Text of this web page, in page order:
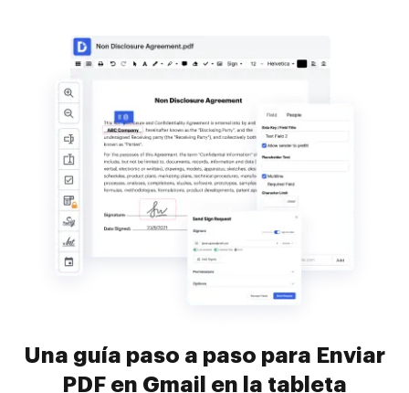
Una guía paso a paso para Enviar
PDF en Gmail en la tableta